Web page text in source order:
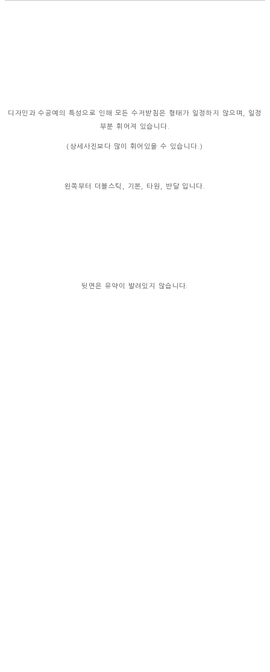
디자인과 수공예의 특성으로 인해 모든 수저받침은 형태가 일정하지 않으며, 일정
부분 휘어져 있습니다.
(상세사진보다 많이 휘어있을 수 있습니다.)
왼쪽부터 더블스틱, 기본, 타원, 반달 입니다.
뒷면은 유약이 발려있지 않습니다.